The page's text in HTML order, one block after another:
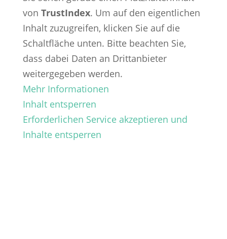
von TrustIndex. Um auf den eigentlichen
Inhalt zuzugreifen, klicken Sie auf die
Schaltfläche unten. Bitte beachten Sie,
dass dabei Daten an Drittanbieter
weitergegeben werden.
Mehr Informationen
Inhalt entsperren
Erforderlichen Service akzeptieren und
Inhalte entsperren